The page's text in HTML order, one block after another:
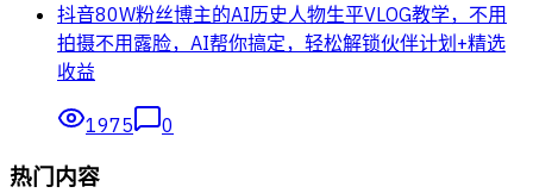
抖音80W粉丝博主的AI历史人物生平VLOG教学，不用
拍摄不用露脸，AI帮你搞定，轻松解锁伙伴计划+精选
收益
1975 0
热门内容